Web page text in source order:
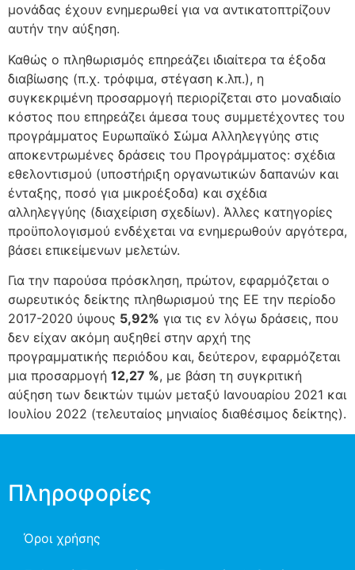
μονάδας έχουν ενημερωθεί για να αντικατοπτρίζουν
αυτήν την αύξηση.
Καθώς ο πληθωρισμός επηρεάζει ιδιαίτερα τα έξοδα
διαβίωσης (π.χ. τρόφιμα, στέγαση κ.λπ.), η
συγκεκριμένη προσαρμογή περιορίζεται στο μοναδιαίο
κόστος που επηρεάζει άμεσα τους συμμετέχοντες του
προγράμματος Ευρωπαϊκό Σώμα Αλληλεγγύης στις
αποκεντρωμένες δράσεις του Προγράμματος: σχέδια
εθελοντισμού (υποστήριξη οργανωτικών δαπανών και
ένταξης, ποσό για μικροέξοδα) και σχέδια
αλληλεγγύης (διαχείριση σχεδίων). Άλλες κατηγορίες
προϋπολογισμού ενδέχεται να ενημερωθούν αργότερα,
βάσει επικείμενων μελετών.
Για την παρούσα πρόσκληση, πρώτον, εφαρμόζεται ο
σωρευτικός δείκτης πληθωρισμού της ΕΕ την περίοδο
2017-2020 ύψους 5,92% για τις εν λόγω δράσεις, που
δεν είχαν ακόμη αυξηθεί στην αρχή της
προγραμματικής περιόδου και, δεύτερον, εφαρμόζεται
μια προσαρμογή 12,27 %, με βάση τη συγκριτική
αύξηση των δεικτών τιμών μεταξύ Ιανουαρίου 2021 και
Ιουλίου 2022 (τελευταίος μηνιαίος διαθέσιμος δείκτης).
Πληροφορίες
Όροι χρήσης